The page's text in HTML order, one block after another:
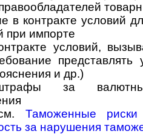
в контракте условий
при импорте
условий,
представлять
и др.)
за
Таможенные
за нарушения